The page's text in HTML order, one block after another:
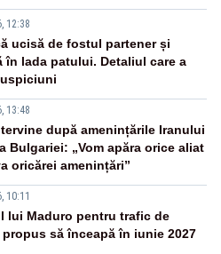
12:38
ucisă de fostul partener și
în lada patului. Detaliul care a
13:48
după amenințările Iranului
Bulgariei: „Vom apăra orice aliat
oricărei amenințări”
10:11
lui Maduro pentru trafic de
să înceapă în iunie 2027